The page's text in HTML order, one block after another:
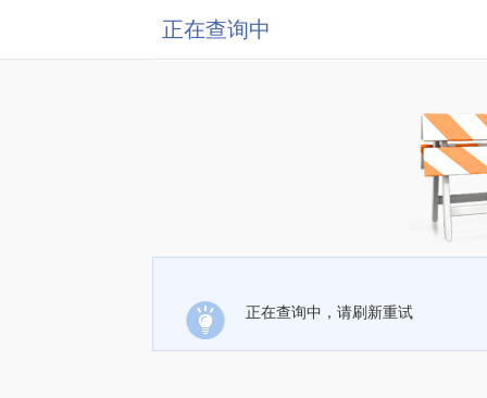
正在查询中
正在查询中，请刷新重试